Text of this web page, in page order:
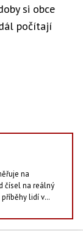
si obce
počítají
na
čísel na reálný
lidí v
psaní zpráv